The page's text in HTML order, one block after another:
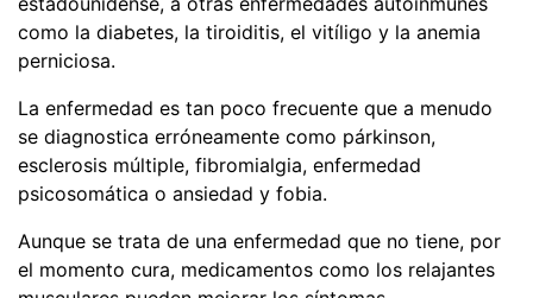
como la diabetes, la tiroiditis, el vitíligo y la anemia
perniciosa.
La enfermedad es tan poco frecuente que a menudo
se diagnostica erróneamente como párkinson,
esclerosis múltiple, fibromialgia, enfermedad
psicosomática o ansiedad y fobia.
Aunque se trata de una enfermedad que no tiene, por
el momento cura, medicamentos como los relajantes